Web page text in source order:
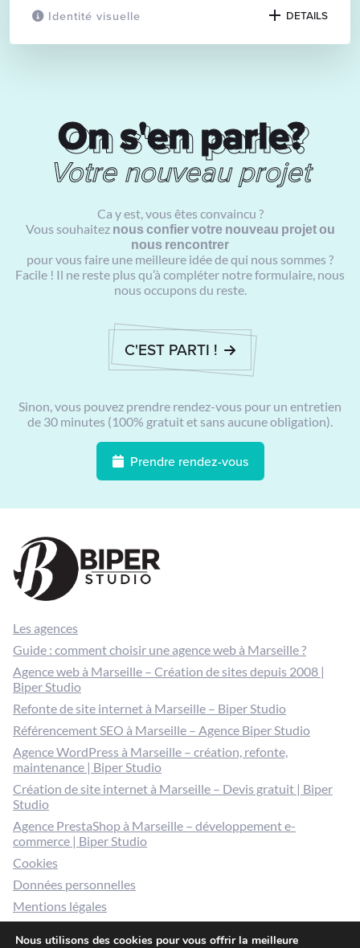
Identité visuelle DETAILS
On s'en parle?
On s'en parle?
Votre nouveau projet
Ca y est, vous êtes convaincu ?
Vous souhaitez nous confier votre nouveau projet ou
nous rencontrer
pour vous faire une meilleure idée de qui nous sommes ?
Facile ! Il ne reste plus qu’à compléter notre formulaire, nous
nous occupons du reste.
C'EST PARTI !
Sinon, vous pouvez prendre rendez-vous pour un entretien
de 30 minutes (100% gratuit et sans aucune obligation).
Prendre rendez-vous
Les agences
Guide : comment choisir une agence web à Marseille ?
Agence web à Marseille – Création de sites depuis 2008 |
Biper Studio
Refonte de site internet à Marseille – Biper Studio
Référencement SEO à Marseille – Agence Biper Studio
Agence WordPress à Marseille – création, refonte,
maintenance | Biper Studio
Création de site internet à Marseille – Devis gratuit | Biper
Studio
Agence PrestaShop à Marseille – développement e-
commerce | Biper Studio
Cookies
Données personnelles
Mentions légales
Nous utilisons des cookies pour vous offrir la meilleure